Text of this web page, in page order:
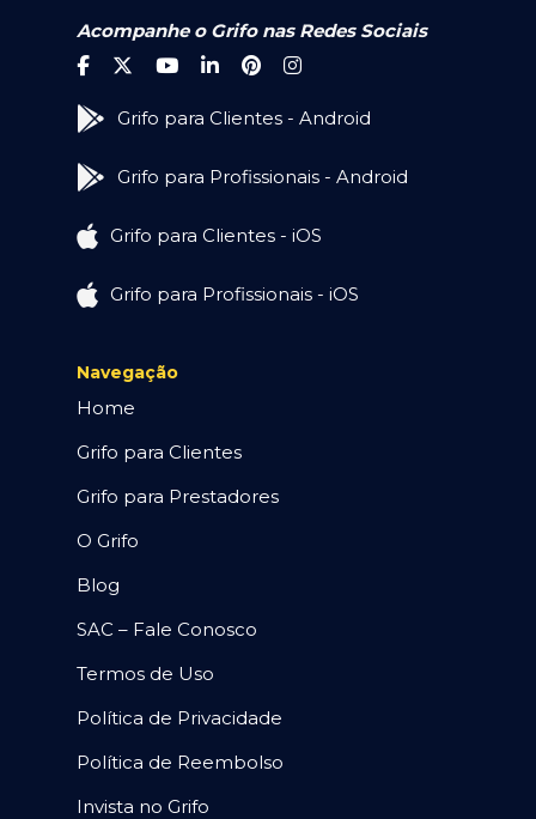
Acompanhe o Grifo nas Redes Sociais
Grifo para Clientes - Android
Grifo para Profissionais - Android
Grifo para Clientes - iOS
Grifo para Profissionais - iOS
Navegação
Home
Grifo para Clientes
Grifo para Prestadores
O Grifo
Blog
SAC – Fale Conosco
Termos de Uso
Política de Privacidade
Política de Reembolso
Invista no Grifo